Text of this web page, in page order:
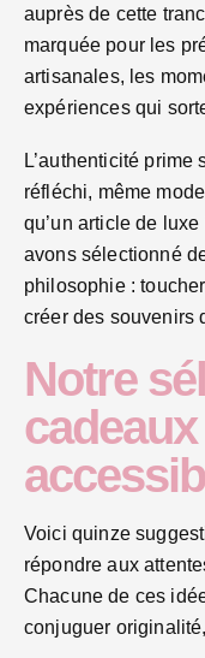
auprès de cette
marquée pour les
artisanales, les
expériences qui
L’authenticité
réfléchi, même
qu’un article de
avons sélectionné
philosophie :
créer des souvenirs
Notre
Voici quinze
répondre aux
Chacune de ces
conjuguer